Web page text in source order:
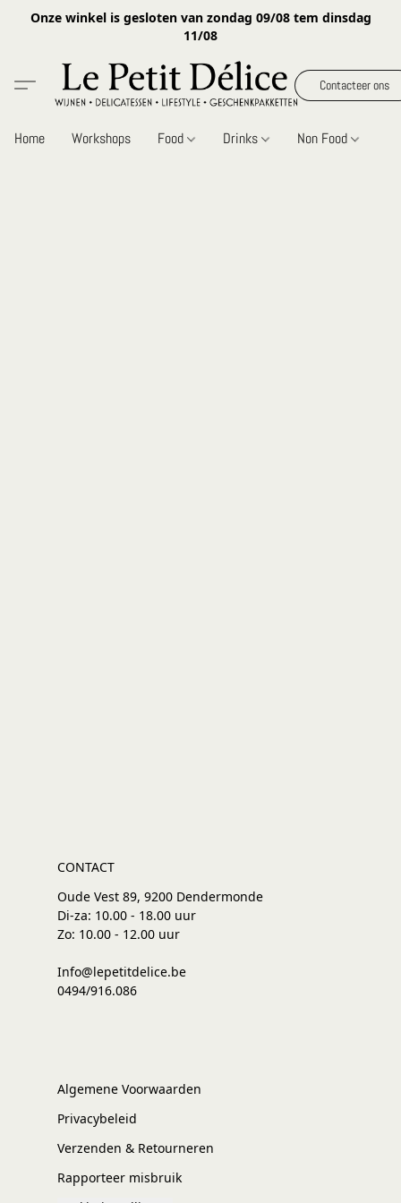
Onze winkel is gesloten van zondag 09/08 tem dinsdag
11/08
Contacteer ons
Home Workshops Food Drinks Non Food
CONTACT
Oude Vest 89, 9200 Dendermonde
Di-za: 10.00 - 18.00 uur
Zo: 10.00 - 12.00 uur
Info@lepetitdelice.be
0494/916.086
Algemene Voorwaarden
Privacybeleid
Verzenden & Retourneren
Rapporteer misbruik